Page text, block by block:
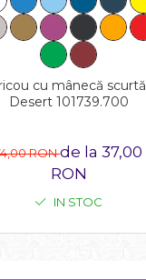
cu mânecă scurtă
Desert 101739.700
RONde la 37,00
RON
IN STOC